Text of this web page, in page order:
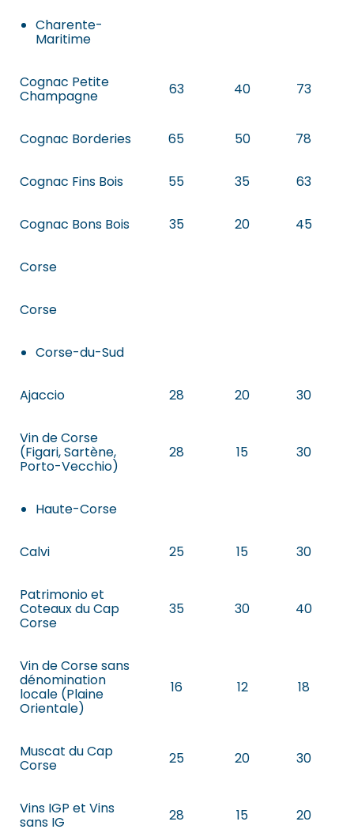
Charente-
Maritime
Cognac Petite
Champagne 63 40 73
Cognac Borderies 65 50 78
Cognac Fins Bois 55 35 63
Cognac Bons Bois 35 20 45
Corse
Corse
Corse-du-Sud
Ajaccio 28 20 30
Vin de Corse
(Figari, Sartène,
Porto-Vecchio)
28 15 30
Haute-Corse
Calvi 25 15 30
Patrimonio et
Coteaux du Cap
Corse
35 30 40
Vin de Corse sans
dénomination
locale (Plaine
Orientale)
16 12 18
Muscat du Cap
Corse 25 20 30
Vins IGP et Vins
sans IG 28 15 20